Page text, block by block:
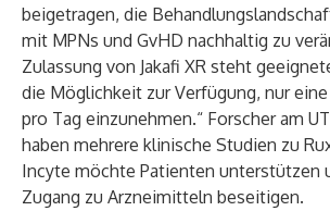
beigetragen, die
mit MPNs und GvHD nachhaltig zu
Zulassung von Jakafi XR steht
die Möglichkeit zur Verfügung, nur
pro Tag einzunehmen.“ Forscher am
haben mehrere klinische Studien zu
Incyte möchte Patienten unterstützen
Zugang zu Arzneimitteln beseitigen.